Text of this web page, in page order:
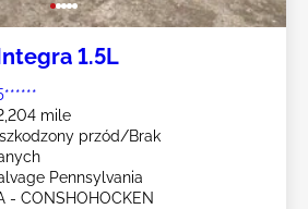
1.5L
mile
przód/Brak
Pennsylvania
- CONSHOHOCKEN